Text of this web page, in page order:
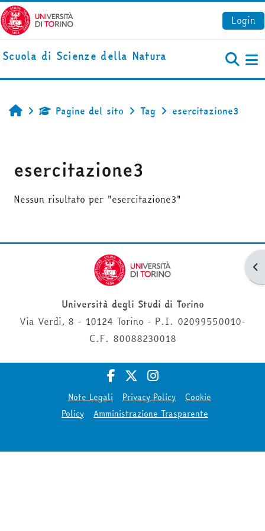
Vai al contenuto principale
Login
Scuola di Scienze della Natura
HomePagine del sito Tag esercitazione3
esercitazione3
Nessun risultato per "esercitazione3"
Università degli Studi di Torino
Via Verdi, 8 - 10124 Torino - P.I. 02099550010-
C.F. 80088230018
Note Legali Privacy Policy
Cookie
Policy
Amministrazione Trasparente